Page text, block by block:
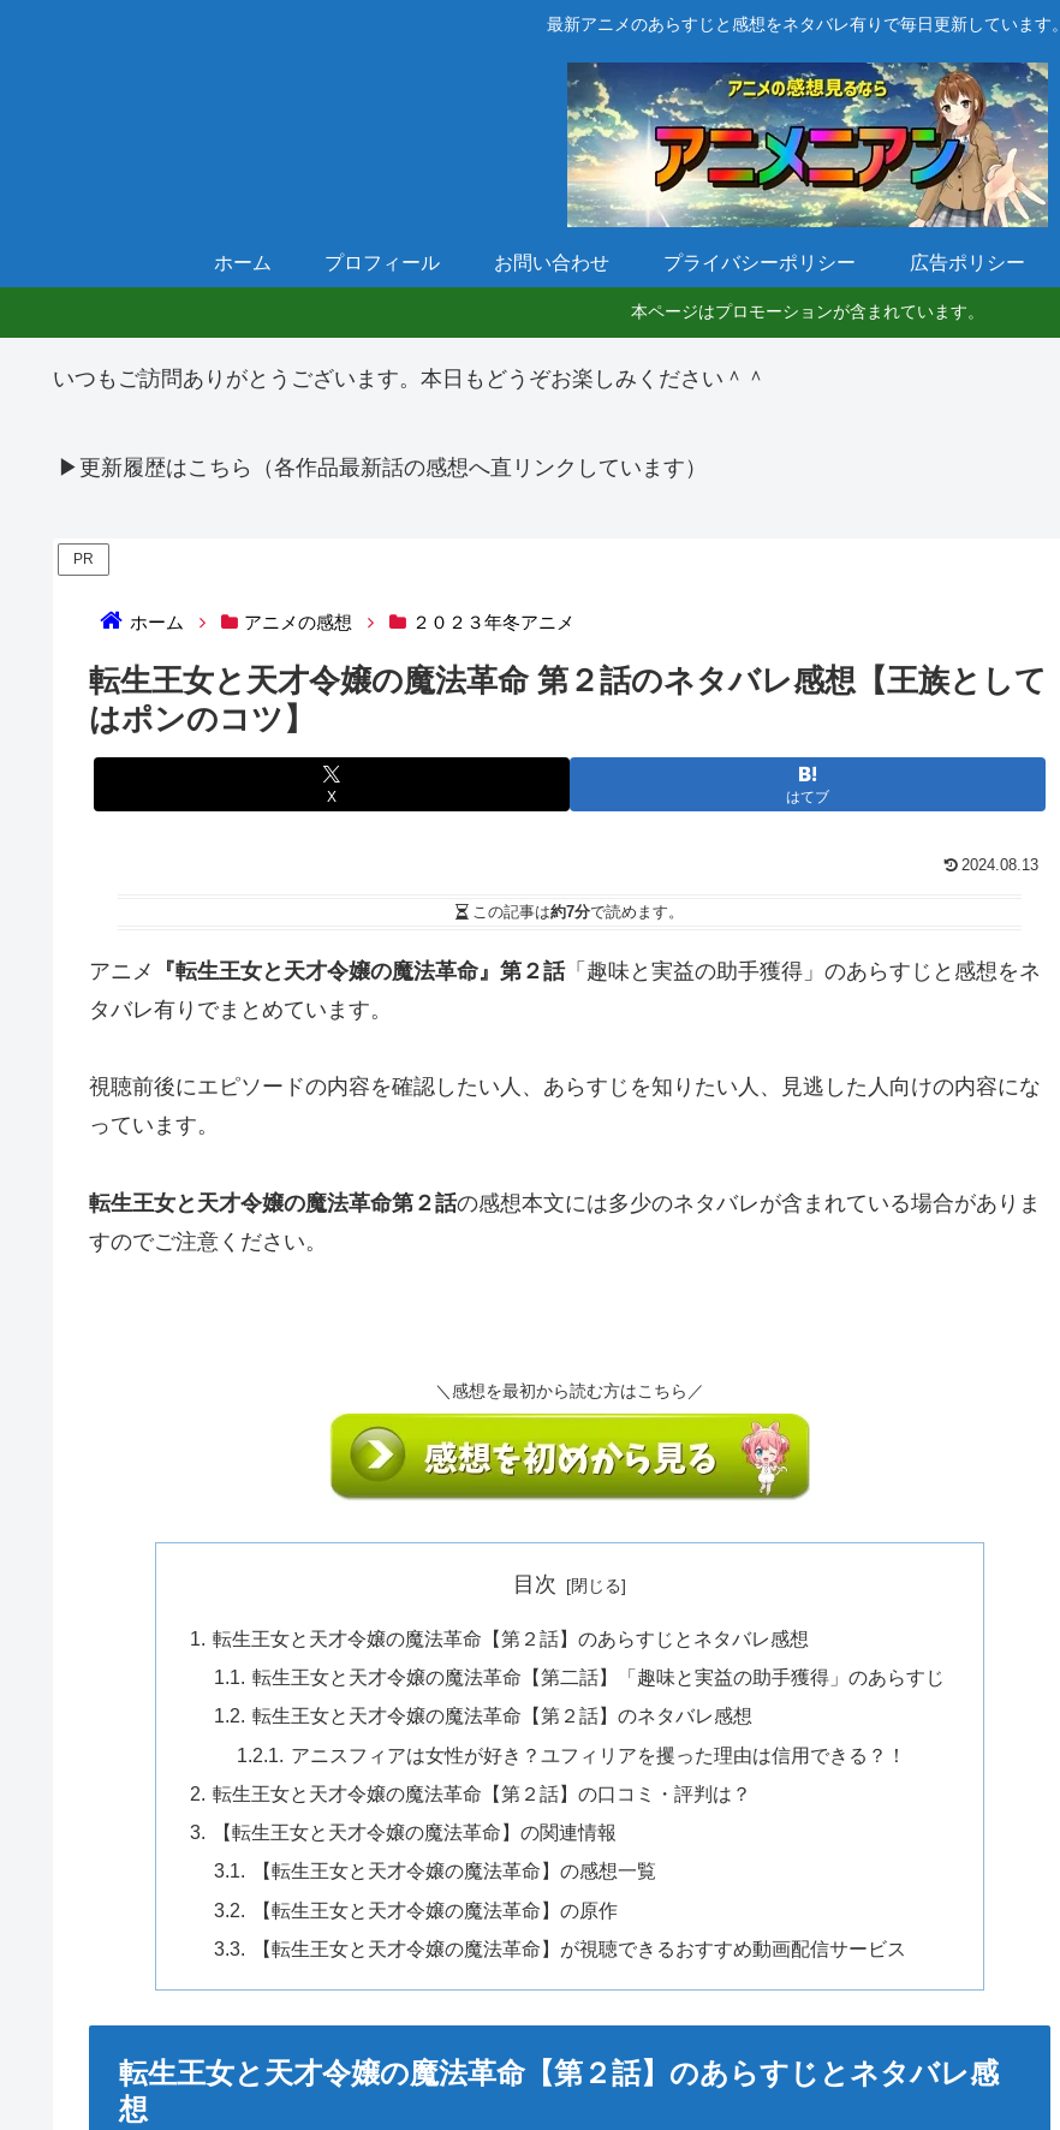
最新アニメのあらすじと感想をネタバレ有りで毎日更新しています。
ホーム プロフィール お問い合わせ プライバシーポリシー 広告ポリシー
本ページはプロモーションが含まれています。
いつもご訪問ありがとうございます。本日もどうぞお楽しみください＾＾
▶更新履歴はこちら（各作品最新話の感想へ直リンクしています）
PR
ホーム アニメの感想 ２０２３年冬アニメ
転生王女と天才令嬢の魔法革命 第２話のネタバレ感想【王族として
はポンのコツ】
X はてブ
2024.08.13
この記事は約7分で読めます。
アニメ 『転生王女と天才令嬢の魔法革命』第２話「趣味と実益の助手獲得」のあらすじと感想をネ
タバレ有りでまとめています。
視聴前後にエピソードの内容を確認したい人、あらすじを知りたい人、見逃した人向けの内容にな
っています。
転生王女と天才令嬢の魔法革命第２話の感想本文には多少のネタバレが含まれている場合がありま
すのでご注意ください。
＼感想を最初から読む方はこちら／
目次
転生王女と天才令嬢の魔法革命【第２話】のあらすじとネタバレ感想
転生王女と天才令嬢の魔法革命【第二話】「趣味と実益の助手獲得」のあらすじ
転生王女と天才令嬢の魔法革命【第２話】のネタバレ感想
アニスフィアは女性が好き？ユフィリアを攫った理由は信用できる？！
転生王女と天才令嬢の魔法革命【第２話】の口コミ・評判は？
【転生王女と天才令嬢の魔法革命】の関連情報
【転生王女と天才令嬢の魔法革命】の感想一覧
【転生王女と天才令嬢の魔法革命】の原作
【転生王女と天才令嬢の魔法革命】が視聴できるおすすめ動画配信サービス
転生王女と天才令嬢の魔法革命【第２話】のあらすじとネタバレ感
想